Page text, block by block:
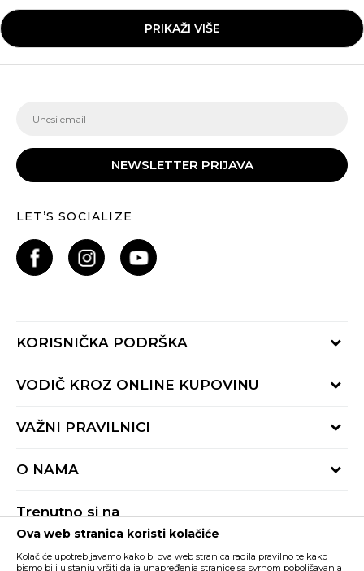
PRIKAŽI VIŠE
NEWSLETTER PRIJAVA
LET’S SOCIALIZE
KORISNIČKA PODRŠKA
Provjeri status porudžbine
Radno vrijeme 9-16h
VODIČ KROZ ONLINE KUPOVINU
Načini isporuke
Reklamacije
VAŽNI PRAVILNICI
Pravila Sport&Bonus programa
O NAMA
Trenutno si na
Buzz Crna Gora PROMIJENI
Ova web stranica koristi kolačiće
Kolačiće upotrebljavamo kako bi ova web stranica radila pravilno te kako
bismo bili u stanju vršiti dalja unapređenja stranice sa svrhom poboljšavanja